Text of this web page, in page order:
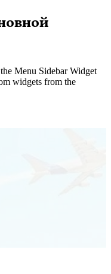
Menu Sidebar Widget
widgets from the